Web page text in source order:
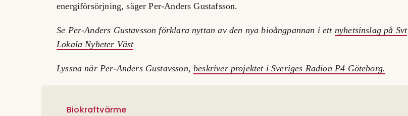
energiförsörjning, säger Per-Anders Gustafsson.
Se Per-Anders Gustavsson förklara nyttan av den nya bioångpannan i ett nyhetsinslag på Svt
Lokala Nyheter Väst
Lyssna när Per-Anders Gustavsson,beskriver projektet i Sveriges Radion P4 Göteborg.
Biokraftvärme